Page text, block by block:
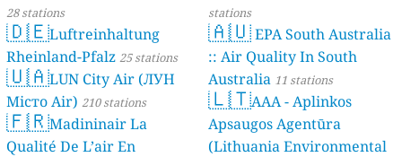
stations
🇦🇺EPA South Australia
:: Air Quality In South
Australia 11 stations
🇱🇹AAA - Aplinkos
Apsaugos Agentūra
(Lithuania Environmental
28 stations
🇩🇪Luftreinhaltung
Rheinland-Pfalz 25 stations
🇺🇦LUN City Air (ЛУН
Місто Air) 210 stations
🇫🇷Madininair La
Qualité De L’air En